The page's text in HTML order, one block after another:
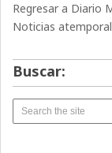
Regresar a Diario
Noticias
Buscar: